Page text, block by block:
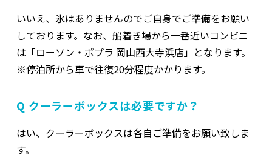
いいえ、氷はありませんのでご自身でご準備をお願い
しております。なお、船着き場から一番近いコンビニ
は「ローソン・ポプラ 岡山西大寺浜店」となります。
※停泊所から車で往復20分程度かかります。
Q クーラーボックスは必要ですか？
はい、クーラーボックスは各自ご準備をお願い致しま
す。